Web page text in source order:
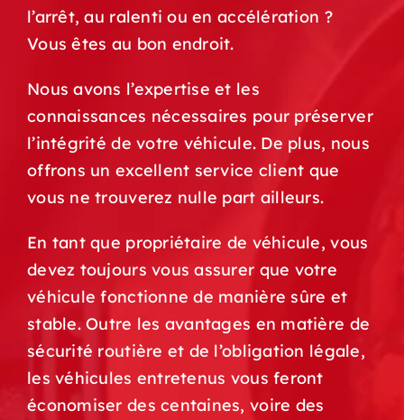
l’arrêt, au ralenti ou en accélération ?
Vous êtes au bon endroit.
Nous avons l’expertise et les
connaissances nécessaires pour préserver
l’intégrité de votre véhicule. De plus, nous
offrons un excellent service client que
vous ne trouverez nulle part ailleurs.
En tant que propriétaire de véhicule, vous
devez toujours vous assurer que votre
véhicule fonctionne de manière sûre et
stable. Outre les avantages en matière de
sécurité routière et de l’obligation légale,
les véhicules entretenus vous feront
économiser des centaines, voire des